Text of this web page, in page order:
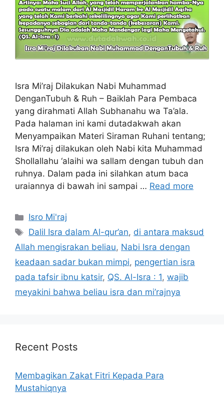
Isra Mi’raj Dilakukan Nabi Muhammad
DenganTubuh & Ruh – Baiklah Para Pembaca
yang dirahmati Allah Subhanahu wa Ta’ala.
Pada halaman ini kami dutadakwah akan
Menyampaikan Materi Siraman Ruhani tentang;
Isra Mi’raj dilakukan oleh Nabi kita Muhammad
Shollallahu ‘alaihi wa sallam dengan tubuh dan
ruhnya. Dalam pada ini silahkan atum baca
uraiannya di bawah ini sampai … Read more
Categories
Isro Mi'raj
Tags
Dalil Isra dalam Al-qur’an, di antara maksud
Allah mengisrakan beliau, Nabi Isra dengan
keadaan sadar bukan mimpi, pengertian isra
pada tafsir ibnu katsir, QS. Al-Isra : 1, wajib
meyakini bahwa beliau isra dan mi’rajnya
Recent Posts
Membagikan Zakat Fitri Kepada Para
Mustahiqnya